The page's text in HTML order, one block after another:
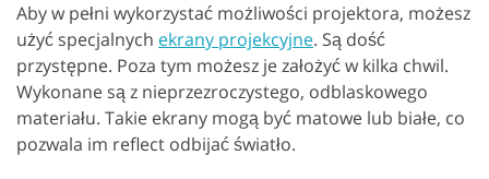
Aby w pełni wykorzystać możliwości projektora, możesz
użyć specjalnych ekrany projekcyjne. Są dość
przystępne. Poza tym możesz je założyć w kilka chwil.
Wykonane są z nieprzezroczystego, odblaskowego
materiału. Takie ekrany mogą być matowe lub białe, co
pozwala im reflect odbijać światło.